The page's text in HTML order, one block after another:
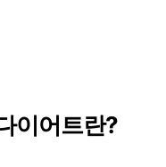
이어트란?